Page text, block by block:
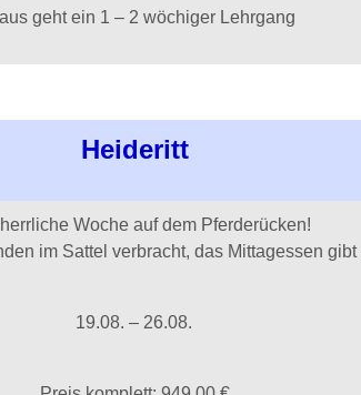
geht ein 1 – 2 wöchiger Lehrgang
Heideritt
Woche auf dem Pferderücken!
im Sattel verbracht, das Mittagessen gibt
19.08. – 26.08.